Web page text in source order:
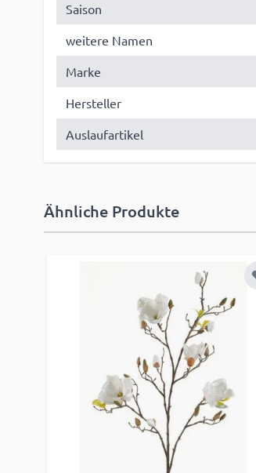
Saison
weitere Namen
Marke
Hersteller
Auslaufartikel
Ähnliche Produkte